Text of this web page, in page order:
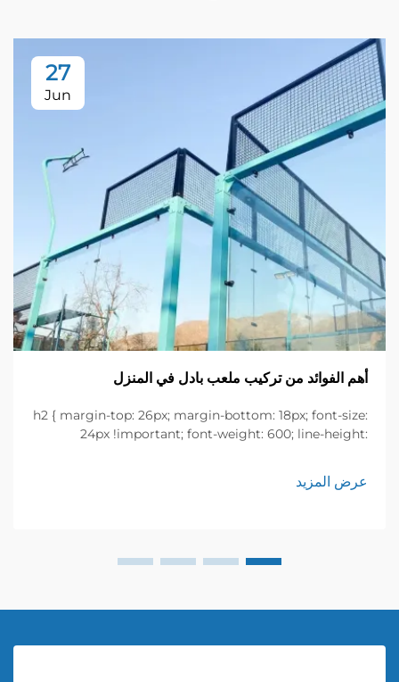
27
Jun
أهم الفوائد من تركيب ملعب بادل في المنزل
h2 { margin-top: 26px; margin-bottom: 18px; font-size:
24px !important; font-weight: 600; line-height:
font-size: 20px !important; font-weight: 600; line-
height: ...}
عرض المزيد